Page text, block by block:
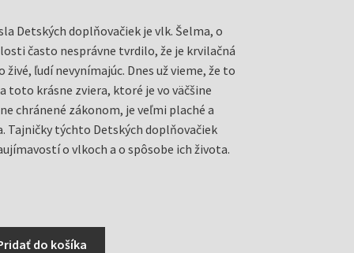
je:
0,86 €.
Detských doplňovačiek je vlk. Šelma, o
často nesprávne tvrdilo, že je krvilačná
živé, ľudí nevynímajúc. Dnes už vieme, že to
toto krásne zviera, ktoré je vo väčšine
chránené zákonom, je veľmi plaché a
Tajničky týchto Detských doplňovačiek
o vlkoch a o spôsobe ich života.
do košíka